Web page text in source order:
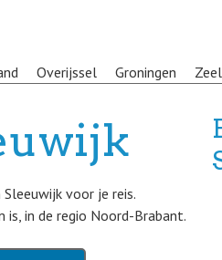
Overijssel Groningen
voor je reis.
in de regio Noord-Brabant.